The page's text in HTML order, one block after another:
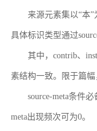
来源元素集以“本
具体标识类型通过
其中，contrib、
素结构一致。限于篇
source-meta条件
meta出现频次可为0。